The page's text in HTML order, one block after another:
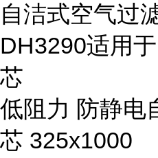
自洁式空气过
DH3290适用
芯
低阻力 防静电
芯 325x1000